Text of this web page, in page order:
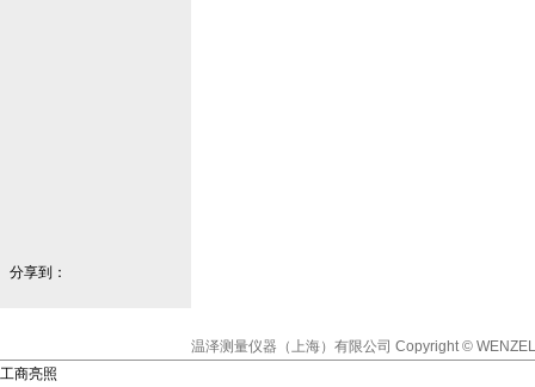
分享到：
温泽测量仪器（上海）有限公司 Copyright ©
工商亮照